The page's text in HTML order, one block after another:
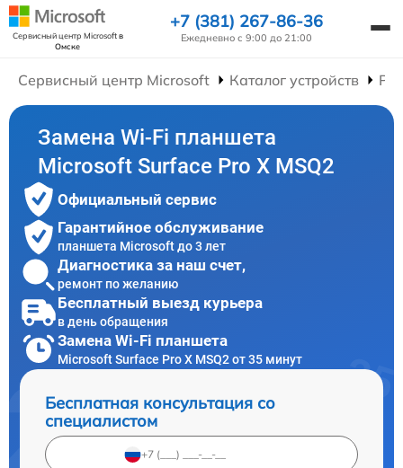
Сервисный центр Microsoftв
Омске
+7 (381) 267-86-36
Ежедневно с 9:00 до 21:00
Сервисный центр Microsoft Каталог устройств
Замена Wi-Fi планшета
Microsoft Surface Pro X MSQ2
Официальный сервис
Гарантийное обслуживание
планшета Microsoft до 3 лет
Диагностика за наш счет,
ремонт по желанию
Бесплатный выезд курьера
в день обращения
Замена Wi-Fi планшета
Microsoft Surface Pro X MSQ2 от 35 минут
Бесплатная консультация со
специалистом